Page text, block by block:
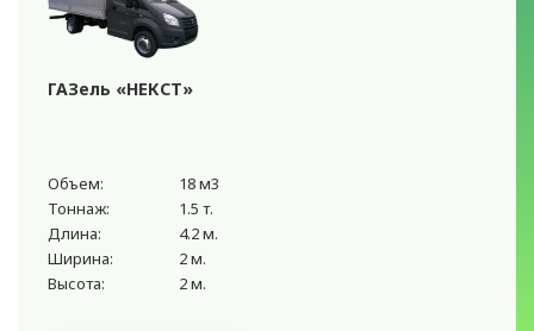
ГАЗель «НЕКСТ»
Объем:
18 м3
Тоннаж:
1.5 т.
Длина:
4.2 м.
Ширина:
2 м.
Высота:
2 м.